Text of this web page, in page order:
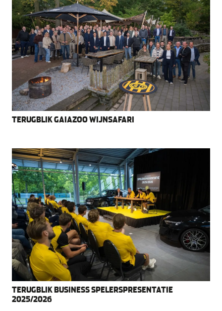
TERUGBLIK GAIAZOO WIJNSAFARI
TERUGBLIK BUSINESS SPELERSPRESENTATIE
2025/2026